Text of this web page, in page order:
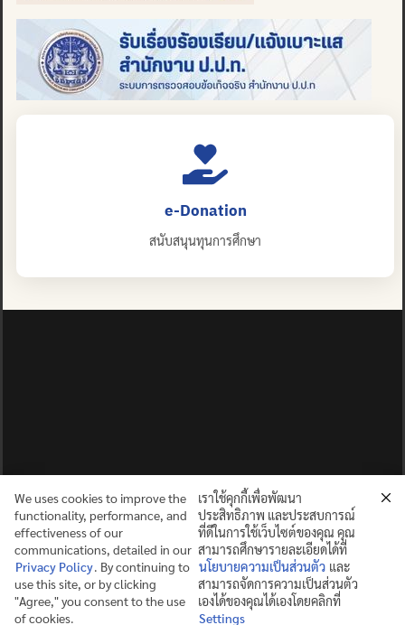
e-Donation
สนับสนุนทุนการศึกษา
ปญฺญาย ปริสุชฺฌติ (คนย่อมบริสุทธิ์ด้วยปัญญา)
©2025 MAHIDOL WITTAYANUSORN SCHOOL. ALL RIGHTS
We uses cookies to improve the
functionality, performance, and
effectiveness of our
communications, detailed in our
Privacy Policy. By continuing to
use this site, or by clicking
"Agree," you consent to the use
of cookies.
เราใช้คุกกี้เพื่อพัฒนา
ประสิทธิภาพ และประสบการณ์
ที่ดีในการใช้เว็บไซต์ของคุณ คุณ
สามารถศึกษารายละเอียดได้ที่
นโยบายความเป็นส่วนตัว และ
สามารถจัดการความเป็นส่วนตัว
เองได้ของคุณได้เองโดยคลิกที่
Settings